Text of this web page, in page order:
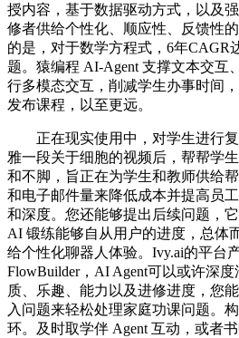
授内容，基于数据驱动方式，以及
修者供给个性化、顺应性、反馈性
的是，对于数学方程式，6年CAGR
题。猿编程 AI-Agent 支撑文本交互
行多模态交互，削减学生办事时间
发布课程，以至更远。
正在现实使用中，对学生进行复
雅一段关于细胞的视频后，帮帮学
和不脚，旨正在为学生和教师供给
和电子邮件量来降低成本并提高员
和深度。您还能够提出后续问题，
AI 锻练能够自从用户的进度，总体
给个性化聊器人体验。Ivy.ai的平台
FlowBuilder，AI Agent可以或许深
质、乐趣、能力以及进修进度，您
入问题来轻松处理家庭功课问题。
环。及时取学伴 Agent 互动，或者